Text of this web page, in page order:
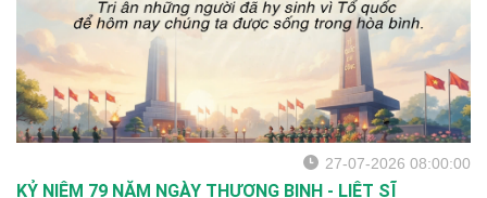
27-07-2026 08:00:00
KỶ NIỆM 79 NĂM NGÀY THƯƠNG BINH - LIỆT SĨ